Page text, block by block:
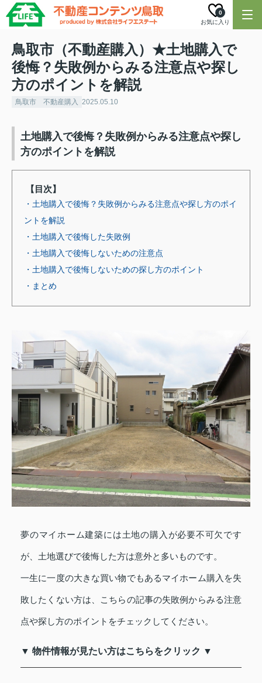
お気に入り
0
鳥取市（不動産購入）★土地購入で
後悔？失敗例からみる注意点や探し
方のポイントを解説
鳥取市 不動産購入 2025.05.10
土地購入で後悔？失敗例からみる注意点や探し
方のポイントを解説
【目次】
・土地購入で後悔？失敗例からみる注意点や探し方のポイ
ントを解説
・土地購入で後悔した失敗例
・土地購入で後悔しないための注意点
・土地購入で後悔しないための探し方のポイント
・まとめ
夢のマイホーム建築には土地の購入が必要不可欠です
が、土地選びで後悔した方は意外と多いものです。
一生に一度の大きな買い物でもあるマイホーム購入を失
敗したくない方は、こちらの記事の失敗例からみる注意
点や探し方のポイントをチェックしてください。
▼ 物件情報が見たい方はこちらをクリック ▼